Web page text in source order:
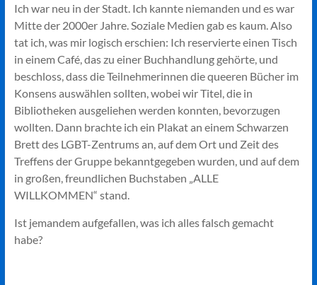
Ich war neu in der Stadt. Ich kannte niemanden und es war
Mitte der 2000er Jahre. Soziale Medien gab es kaum. Also
tat ich, was mir logisch erschien: Ich reservierte einen Tisch
in einem Café, das zu einer Buchhandlung gehörte, und
beschloss, dass die Teilnehmerinnen die queeren Bücher im
Konsens auswählen sollten, wobei wir Titel, die in
Bibliotheken ausgeliehen werden konnten, bevorzugen
wollten. Dann brachte ich ein Plakat an einem Schwarzen
Brett des LGBT-Zentrums an, auf dem Ort und Zeit des
Treffens der Gruppe bekanntgegeben wurden, und auf dem
in großen, freundlichen Buchstaben „ALLE
WILLKOMMEN“ stand.
Ist jemandem aufgefallen, was ich alles falsch gemacht
habe?